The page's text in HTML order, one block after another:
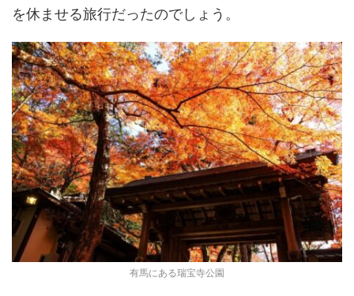
を休ませる旅行だったのでしょう。
有馬にある瑞宝寺公園